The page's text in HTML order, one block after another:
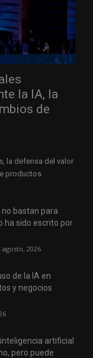
la IA, la
de
la defensa del valor
productos
bastan para
ha sido escrito por
agosto, 2026
de la IA en
y negocios
artificial
pero puede